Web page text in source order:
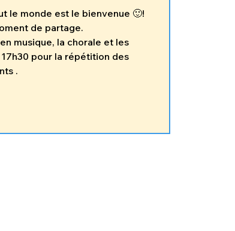
le monde est le bienvenue 🙂!
de partage.
musique, la chorale et les
pour la répétition des
.